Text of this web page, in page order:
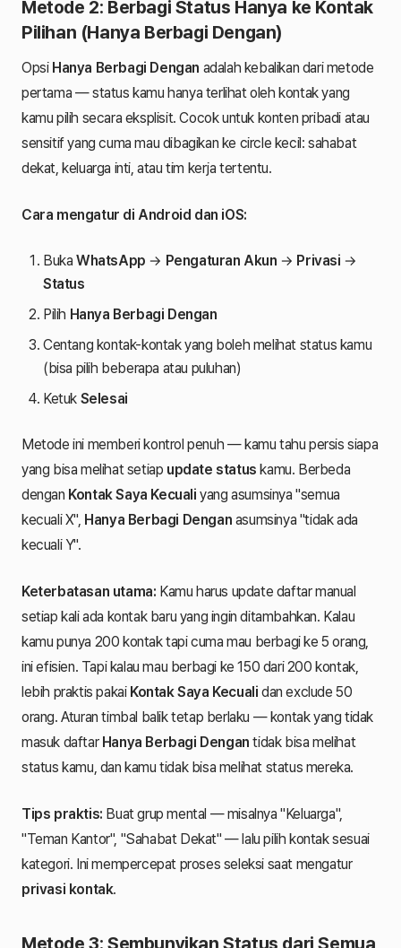
Metode 2: Berbagi Status Hanya ke Kontak
Pilihan (Hanya Berbagi Dengan)
Opsi Hanya Berbagi Dengan adalah kebalikan dari metode
pertama — status kamu hanya terlihat oleh kontak yang
kamu pilih secara eksplisit. Cocok untuk konten pribadi atau
sensitif yang cuma mau dibagikan ke circle kecil: sahabat
dekat, keluarga inti, atau tim kerja tertentu.
Cara mengatur di Android dan iOS:
Buka WhatsApp → Pengaturan Akun → Privasi →
Status
Pilih Hanya Berbagi Dengan
Centang kontak-kontak yang boleh melihat status kamu
(bisa pilih beberapa atau puluhan)
Ketuk Selesai
Metode ini memberi kontrol penuh — kamu tahu persis siapa
yang bisa melihat setiap update status kamu. Berbeda
dengan Kontak Saya Kecuali yang asumsinya "semua
kecuali X", Hanya Berbagi Dengan asumsinya "tidak ada
kecuali Y".
Keterbatasan utama: Kamu harus update daftar manual
setiap kali ada kontak baru yang ingin ditambahkan. Kalau
kamu punya 200 kontak tapi cuma mau berbagi ke 5 orang,
ini efisien. Tapi kalau mau berbagi ke 150 dari 200 kontak,
lebih praktis pakai Kontak Saya Kecuali dan exclude 50
orang. Aturan timbal balik tetap berlaku — kontak yang tidak
masuk daftar Hanya Berbagi Dengan tidak bisa melihat
status kamu, dan kamu tidak bisa melihat status mereka.
Tips praktis: Buat grup mental — misalnya "Keluarga",
"Teman Kantor", "Sahabat Dekat" — lalu pilih kontak sesuai
kategori. Ini mempercepat proses seleksi saat mengatur
privasi kontak.
Metode 3: Sembunyikan Status dari Semua